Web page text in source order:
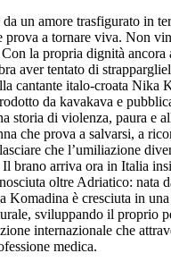
un amore trasfigurato in
prova a tornare viva. Non
la propria dignità ancora
aver tentato di
cantante italo-croata Nika
da kavakava e
storia di violenza, paura e
che prova a salvarsi, a
che l’umiliazione
brano arriva ora in Italia
oltre Adriatico: nata
Komadina è cresciuta in
sviluppando il proprio
internazionale che
medica.